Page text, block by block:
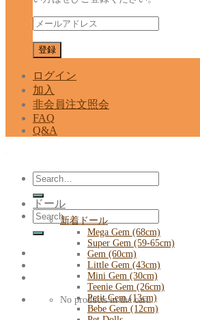
ログイン
加入
非会員注文照会
FAQ
Q&A
Search
for:
Search
for:
No products in the cart.
ドール
新着ドール
Mega Gem (68cm)
Super Gem (59-65cm)
Gem (60cm)
Little Gem (43cm)
Mini Gem (30cm)
Teenie Gem (26cm)
Petit Gem (13cm)
Bebe Gem (12cm)